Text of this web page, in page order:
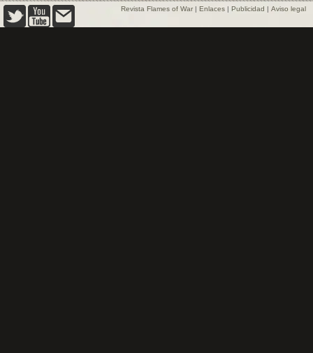
Revista Flames of War | Enlaces | Publicidad | Aviso legal